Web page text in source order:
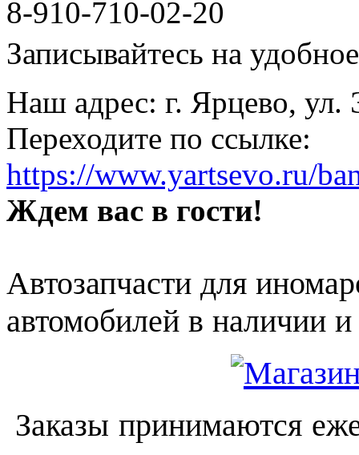
8-910-710-02-20
Записывайтесь на
Наш адрес: г. Ярцево, ул.
Переходите по ссылке:
https://www.yartsevo.ru/
Ждем вас в гости!
Автозапчасти для
автомобилей в наличии и
Заказы принимаются